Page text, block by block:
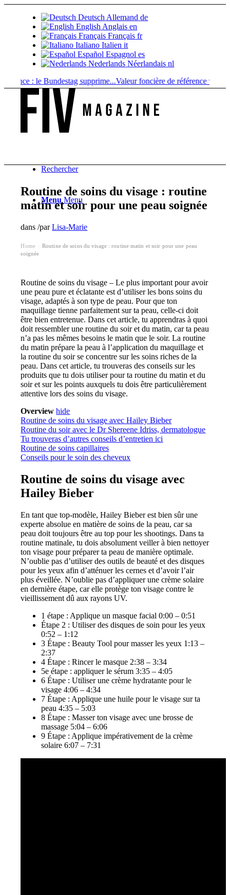
Deutsch Allemand de
English Anglais en
Français Français fr
Italiano Italien it
Español Espagnol es
Nederlands Néerlandais nl
: le Bundestag supprime...Valeur foncière de référence vs. valeur
Rechercher
Menu Menu
Routine de soins du visage : routine
matin et soir pour une peau soignée
dans/parLisa-Marie
Home
Routine de soins du visage : routine matin et soir pour une peau
soignée
Routine de soins du visage – Le plus important pour avoir
une peau pure et éclatante est d’utiliser les bons soins du
visage, adaptés à son type de peau. Pour que ton
maquillage tienne parfaitement sur ta peau, celle-ci doit
être bien entretenue. Dans cet article, tu apprendras à quoi
doit ressembler une routine du soir et du matin, car ta peau
n’a pas les mêmes besoins le matin que le soir. La routine
du matin prépare la peau à l’application du maquillage et
la routine du soir se concentre sur les soins riches de la
peau. Dans cet article, tu trouveras des conseils sur les
produits que tu dois utiliser pour ta routine du matin et du
soir et sur les points auxquels tu dois être particulièrement
attentive lors des soins du visage.
Overview hide
Routine de soins du visage avec Hailey Bieber
Routine du soir avec le Dr Shereene Idriss, dermatologue
Tu trouveras d’autres conseils d’entretien ici
Routine de soins capillaires
Conseils pour le soin des cheveux
Routine de soins du visage avec
Hailey Bieber
En tant que top-modèle, Hailey Bieber est bien sûr une
experte absolue en matière de soins de la peau, car sa
peau doit toujours être au top pour les shootings. Dans ta
routine matinale, tu dois absolument veiller à bien nettoyer
ton visage pour préparer ta peau de manière optimale.
N’oublie pas d’utiliser des outils de beauté et des disques
pour les yeux afin d’atténuer les cernes et d’avoir l’air
plus éveillée. N’oublie pas d’appliquer une crème solaire
en dernière étape, car elle protège ton visage contre le
vieillissement dû aux rayons UV.
1 étape : Applique un masque facial 0:00 – 0:51
Étape 2 : Utiliser des disques de soin pour les yeux
0:52 – 1:12
3 Étape : Beauty Tool pour masser les yeux 1:13 –
2:37
4 Étape : Rincer le masque 2:38 – 3:34
5e étape : appliquer le sérum 3:35 – 4:05
6 Étape : Utiliser une crème hydratante pour le
visage 4:06 – 4:34
7 Étape : Applique une huile pour le visage sur ta
peau 4:35 – 5:03
8 Étape : Masser ton visage avec une brosse de
massage 5:04 – 6:06
9 Étape : Applique impérativement de la crème
solaire 6:07 – 7:31